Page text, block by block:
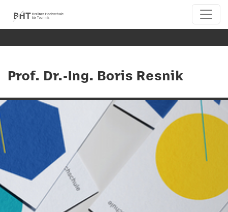
Prof. Dr.-Ing. Boris Resnik